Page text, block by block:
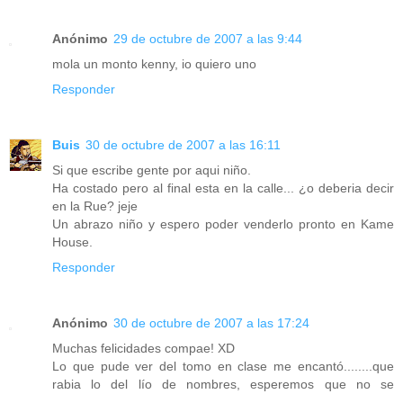
Anónimo 29 de octubre de 2007 a las 9:44
mola un monto kenny, io quiero uno
Responder
Buis 30 de octubre de 2007 a las 16:11
Si que escribe gente por aqui niño.
Ha costado pero al final esta en la calle... ¿o deberia decir
en la Rue? jeje
Un abrazo niño y espero poder venderlo pronto en Kame
House.
Responder
Anónimo 30 de octubre de 2007 a las 17:24
Muchas felicidades compae! XD
Lo que pude ver del tomo en clase me encantó........que
rabia lo del lío de nombres, esperemos que no se